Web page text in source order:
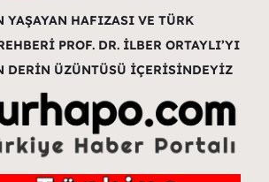
YAŞAYAN HAFIZASI VE TÜRK
PROF. DR. İLBER ORTAYLI’YI
DERİN ÜZÜNTÜSÜ İÇERİSİNDEYİZ